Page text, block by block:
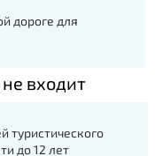
дороге для
входит
туристического
до 12 лет